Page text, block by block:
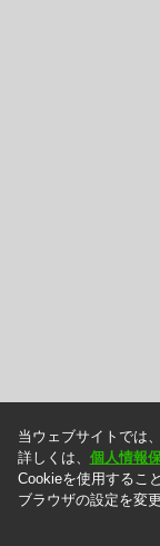
当ウェブサイトでは
詳しくは、 個人情報
Cookieを使用するこ
ブラウザの設定を変